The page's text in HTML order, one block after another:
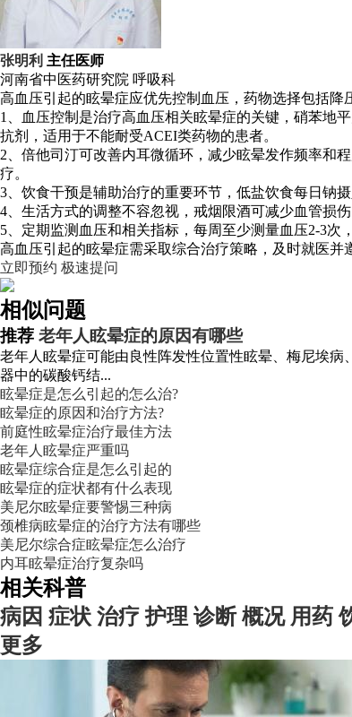
张明利 主任医师
河南省中医药研究院 呼吸科
高血压引起的眩晕症应优先控制血压，药物选择包括降
1、血压控制是治疗高血压相关眩晕症的关键，硝苯地
抗剂，适用于不能耐受ACEI类药物的患者。
2、倍他司汀可改善内耳微循环，减少眩晕发作频率和
疗。
3、饮食干预是辅助治疗的重要环节，低盐饮食每日钠
4、生活方式的调整不容忽视，戒烟限酒可减少血管损
5、定期监测血压和相关指标，每周至少测量血压2-3次
高血压引起的眩晕症需采取综合治疗策略，及时就医并
立即预约 极速提问
相似问题
推荐 老年人眩晕症的原因有哪些
老年人眩晕症可能由良性阵发性位置性眩晕、梅尼埃
器中的碳酸钙结...
眩晕症是怎么引起的怎么治?
眩晕症的原因和治疗方法?
前庭性眩晕症治疗最佳方法
老年人眩晕症严重吗
眩晕症综合症是怎么引起的
眩晕症的症状都有什么表现
美尼尔眩晕症要警惕三种病
颈椎病眩晕症的治疗方法有哪些
美尼尔综合症眩晕症怎么治疗
内耳眩晕症治疗复杂吗
相关科普
病因 症状 治疗 护理 诊断 概况 用药
更多